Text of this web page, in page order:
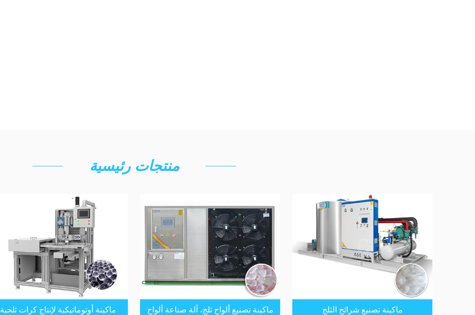
منتجات رئيسية
ماكينة تصنيع شرائح الثلج
ماكينة تصنيع ألواح ثلج، آلة صناعة ألواح
ماكينة أوتوماتيكية لإنتاج كرات ثلجية